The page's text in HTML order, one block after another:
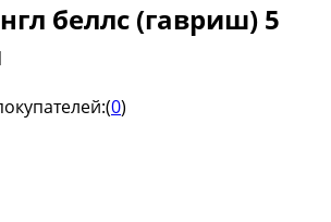
беллс (гавриш) 5
(0)